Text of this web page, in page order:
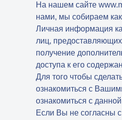
На нашем сайте
нами, мы собираем
Личная информация
лиц,
получение
доступа к его
Для того чтобы
ознакомиться с
ознакомиться с
Если Вы не согласны